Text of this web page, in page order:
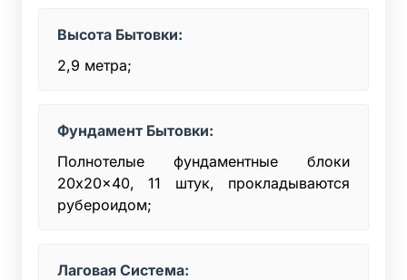
Высота Бытовки:
2,9 метра;
Фундамент Бытовки:
Полнотелые фундаментные блоки
20x20x40, 11 штук, прокладываются
рубероидом;
Лаговая Система: